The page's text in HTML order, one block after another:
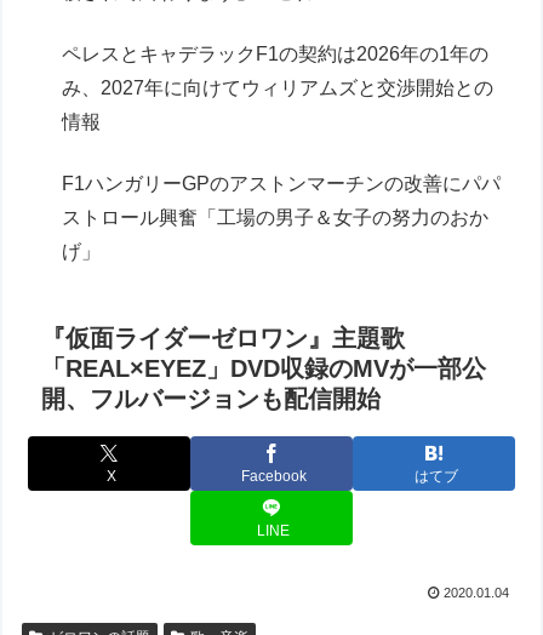
ペレスとキャデラックF1の契約は2026年の1年の
み、2027年に向けてウィリアムズと交渉開始との
情報
F1ハンガリーGPのアストンマーチンの改善にパパ
ストロール興奮「工場の男子＆女子の努力のおか
げ」
『仮面ライダーゼロワン』主題歌
「REAL×EYEZ」DVD収録のMVが一部公
開、フルバージョンも配信開始
X Facebook はてブ
LINE
2020.01.04